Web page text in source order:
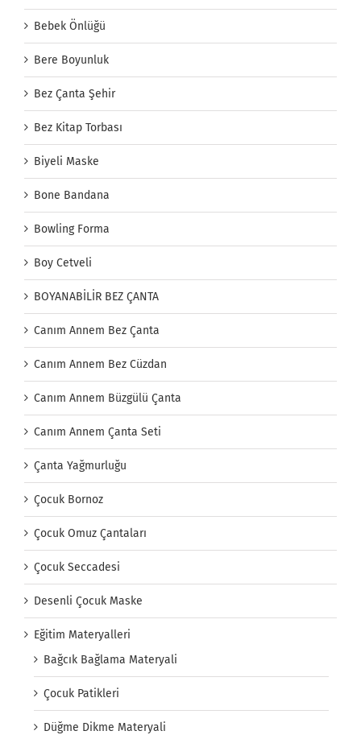
Bebek Önlüğü
Bere Boyunluk
Bez Çanta Şehir
Bez Kitap Torbası
Biyeli Maske
Bone Bandana
Bowling Forma
Boy Cetveli
BOYANABİLİR BEZ ÇANTA
Canım Annem Bez Çanta
Canım Annem Bez Cüzdan
Canım Annem Büzgülü Çanta
Canım Annem Çanta Seti
Çanta Yağmurluğu
Çocuk Bornoz
Çocuk Omuz Çantaları
Çocuk Seccadesi
Desenli Çocuk Maske
Eğitim Materyalleri
Bağcık Bağlama Materyali
Çocuk Patikleri
Düğme Dikme Materyali